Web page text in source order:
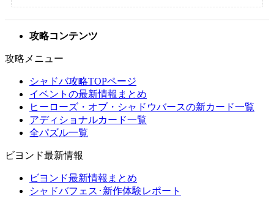
攻略コンテンツ
攻略メニュー
シャドバ攻略TOPページ
イベントの最新情報まとめ
ヒーローズ・オブ・シャドウバースの新カード一覧
アディショナルカード一覧
全パズル一覧
ビヨンド最新情報
ビヨンド最新情報まとめ
シャドバフェス･新作体験レポート